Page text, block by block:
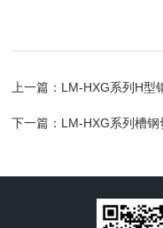
上一篇： LM-HXG系列H型
下一篇： LM-HXG系列槽